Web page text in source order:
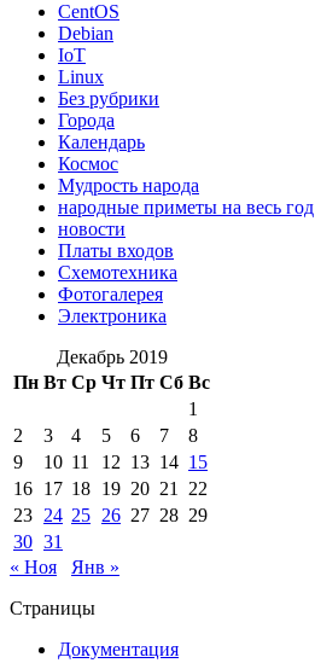
CentOS
Debian
IoT
Linux
Без рубрики
Города
Календарь
Космос
Мудрость народа
народные приметы на весь год
новости
Платы входов
Схемотехника
Фотогалерея
Электроника
Декабрь 2019
Пн Вт Ср Чт Пт Сб Вс
1
2
3 4 5 6 7
8
9
10 11 12 13 14 15
16 17 18 19 20 21
22
23 24 25 26 27 28 29
30 31
« Ноя
Янв »
Страницы
Документация